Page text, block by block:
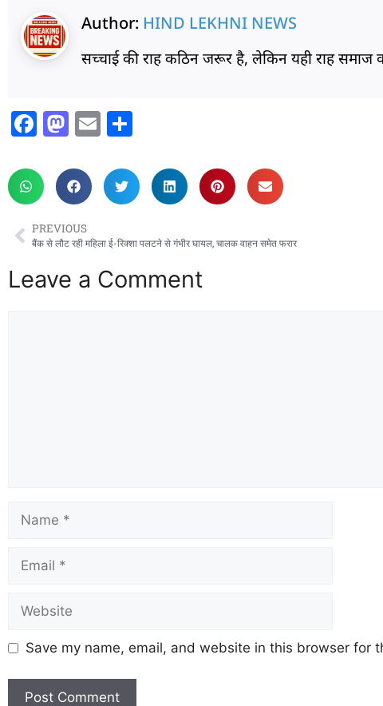
Author: HIND LEKHNI NEWS
सच्चाई की राह कठिन जरूर है, लेकिन यही राह
F
c
e
b
o
o
M
st
o
d
o
n
E
ai
l
ar
e
PREVIOUS
बैंक से लौट रही महिला ई-रिक्शा पलटने से गंभीर घायल, चालक वाहन समेत फरार
Leave a Comment
Save my name, email, and website in this browser for